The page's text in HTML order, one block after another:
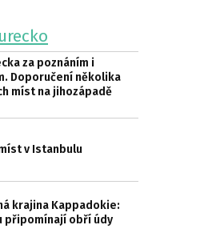
za poznáním i
Doporučení několika
míst na jihozápadě
v Istanbulu
krajina Kappadokie:
připomínají obří údy